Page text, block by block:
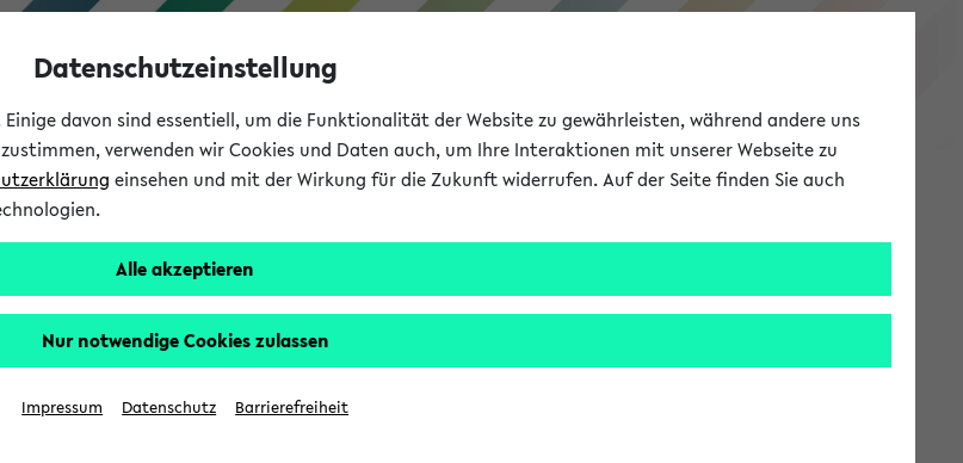
eKVV
die Ihnen erst nach einer Anmeldung am System zur Verfügung steht.
Bitte melden Sie sich an:
Datenschutzeinstellung
davon sind essentiell, um die Funktionalität der Website zu gewährleisten, während andere uns
verwenden wir Cookies und Daten auch, um Ihre Interaktionen mit unserer Webseite zu
einsehen und mit der Wirkung für die Zukunft widerrufen. Auf der Seite finden Sie auch
Alle akzeptieren
Nur notwendige Cookies zulassen
Impressum Datenschutz Barrierefreiheit